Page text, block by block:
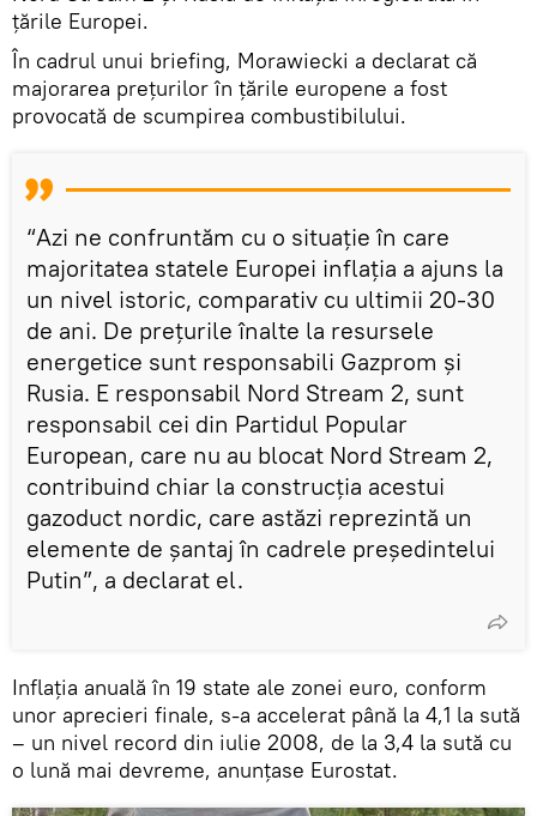
țările Europei.
În cadrul unui briefing, Morawiecki a declarat că
majorarea prețurilor în țările europene a fost
provocată de scumpirea combustibilului.
“Azi ne confruntăm cu o situație în care
majoritatea statele Europei inflația a ajuns la
un nivel istoric, comparativ cu ultimii 20-30
de ani. De prețurile înalte la resursele
energetice sunt responsabili Gazprom și
Rusia. E responsabil Nord Stream 2, sunt
responsabil cei din Partidul Popular
European, care nu au blocat Nord Stream 2,
contribuind chiar la construcția acestui
gazoduct nordic, care astăzi reprezintă un
elemente de șantaj în cadrele președintelui
Putin”, a declarat el.
Inflația anuală în 19 state ale zonei euro, conform
unor aprecieri finale, s-a accelerat până la 4,1 la sută
– un nivel record din iulie 2008, de la 3,4 la sută cu
o lună mai devreme, anunțase Eurostat.